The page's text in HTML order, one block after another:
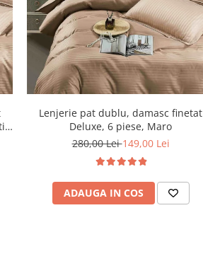
Lenjerie pat dublu, damasc finetat
Deluxe, 6 piese, Maro
280,00 Lei149,00 Lei
ADAUGA IN COS